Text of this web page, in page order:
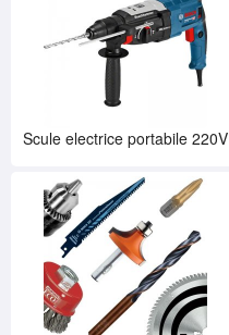
INCHIRIERI
AUTENTIFICARE
Scule electrice portabile 220V